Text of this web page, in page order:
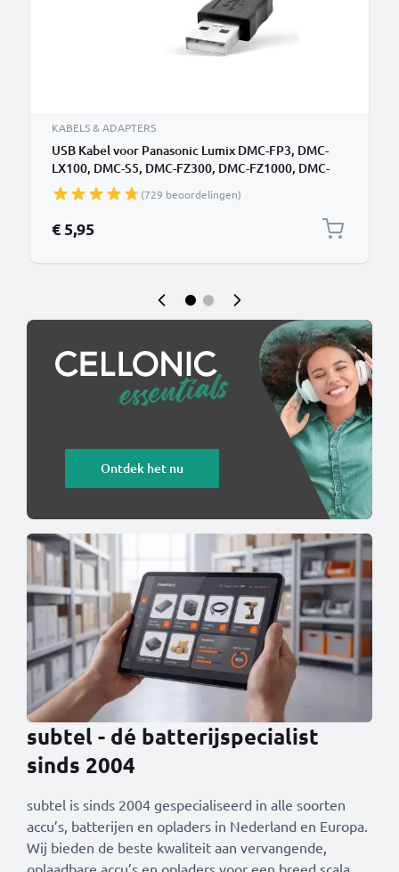
KABELS & ADAPTERS
USB Kabel voor Panasonic Lumix DMC-FP3, DMC-
LX100, DMC-S5, DMC-FZ300, DMC-FZ1000, DMC-
GM5, DMC-GM1, DMC-FZ200, DMC-TZ5, DMC-GX7,
DMC-GF6, DMC-SZ10, DMC-G7, DMC-S1, DMC-GH4,
DMC-GF1, DMC-LX5, DMC-TZ60, DMC-FZ18, DMC-
LX3 - 1.5m, DMW-USBC1 Datakabel Oplader,
(729 beoordelingen)
€ 5,95
Ontdek het nu
subtel - dé batterijspecialist
sinds 2004
subtel is sinds 2004 gespecialiseerd in alle soorten
accu’s, batterijen en opladers in Nederland en Europa.
Wij bieden de beste kwaliteit aan vervangende,